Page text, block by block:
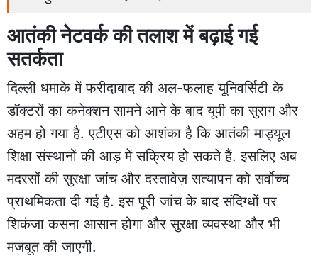
आतंकी नेटवर्क की तलाश में बढ़ाई गई
सतर्कता
दिल्ली धमाके में फरीदाबाद की अल-फलाह यूनिवर्सिटी के
डॉक्टरों का कनेक्शन सामने आने के बाद यूपी का सुराग और
अहम हो गया है. एटीएस को आशंका है कि आतंकी माड्यूल
शिक्षा संस्थानों की आड़ में सक्रिय हो सकते हैं. इसलिए अब
मदरसों की सुरक्षा जांच और दस्तावेज़ सत्यापन को सर्वोच्च
प्राथमिकता दी गई है. इस पूरी जांच के बाद संदिग्धों पर
शिकंजा कसना आसान होगा और सुरक्षा व्यवस्था और भी
मजबूत की जाएगी.